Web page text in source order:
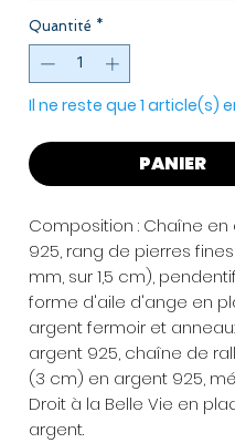
Quantité *
Il ne reste que 1 article(s)
PANIER
Composition : Chaîne en
925, rang de pierres
mm, sur 1,5 cm),
forme d'aile d'ange en
argent fermoir et
argent 925, chaîne de
(3 cm) en argent 925,
Droit à la Belle Vie en
argent.